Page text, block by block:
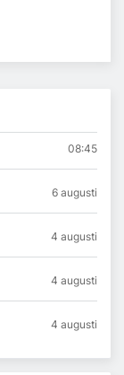
08:45
6 augusti
4 augusti
4 augusti
4 augusti